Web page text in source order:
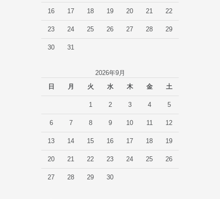
16 17 18 19 20 21 22
23 24 25 26 27 28 29
30 31
2026年9月
日
月 火 水 木 金 土
1 2 3 4 5
6 7 8 9 10 11 12
13 14 15 16 17 18 19
20 21 22 23 24 25 26
27 28 29 30